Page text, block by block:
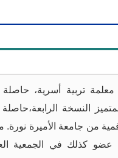
معلمة تربية أسرية،
النسخة
من جامعة الأميرة نورة.
كذلك في الجمعية